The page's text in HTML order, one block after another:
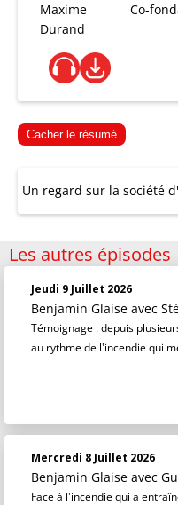
Maxime
Durand
Co-
Cacher le résumé
Un regard sur la société
Les autres épisodes
Jeudi 9 Juillet 2026
Benjamin Glaise avec
Témoignage : depuis
au rythme de l'incendie qui
Mercredi 8 Juillet 2026
Benjamin Glaise avec
Face à l'incendie qui a